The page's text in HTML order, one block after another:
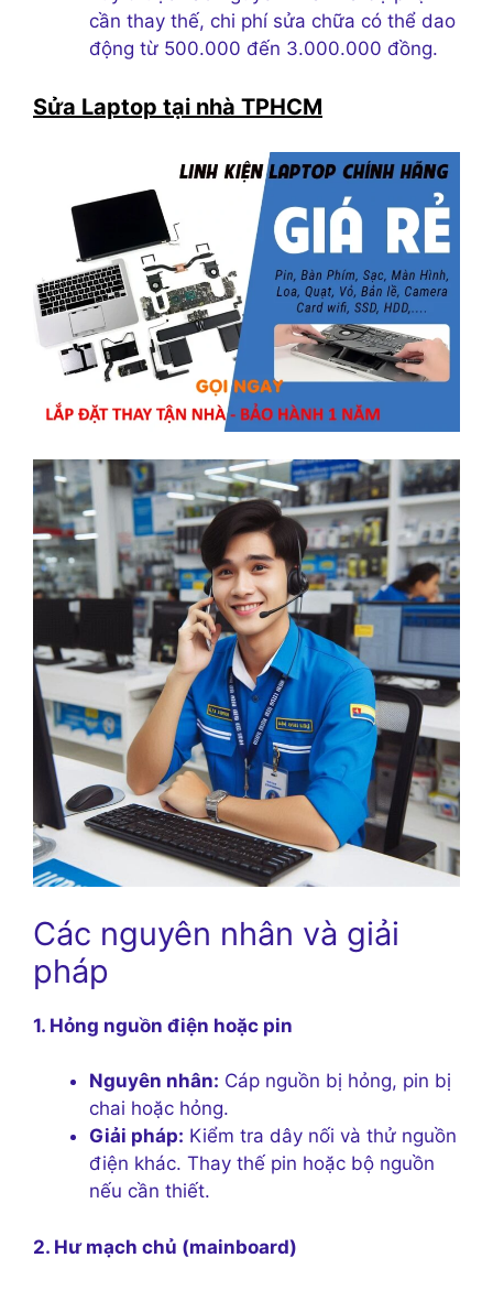
cần thay thế, chi phí sửa chữa có thể dao
động từ 500.000 đến 3.000.000 đồng.
Sửa Laptop tại nhà TPHCM
Các nguyên nhân và giải
pháp
1. Hỏng nguồn điện hoặc pin
Nguyên nhân: Cáp nguồn bị hỏng, pin bị
chai hoặc hỏng.
Giải pháp: Kiểm tra dây nối và thử nguồn
điện khác. Thay thế pin hoặc bộ nguồn
nếu cần thiết.
2. Hư mạch chủ (mainboard)